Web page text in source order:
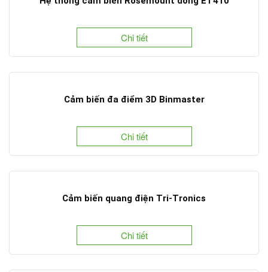
Chi tiết
Cảm biến đa điểm 3D Binmaster
Chi tiết
Cảm biến quang điện Tri-Tronics
Chi tiết